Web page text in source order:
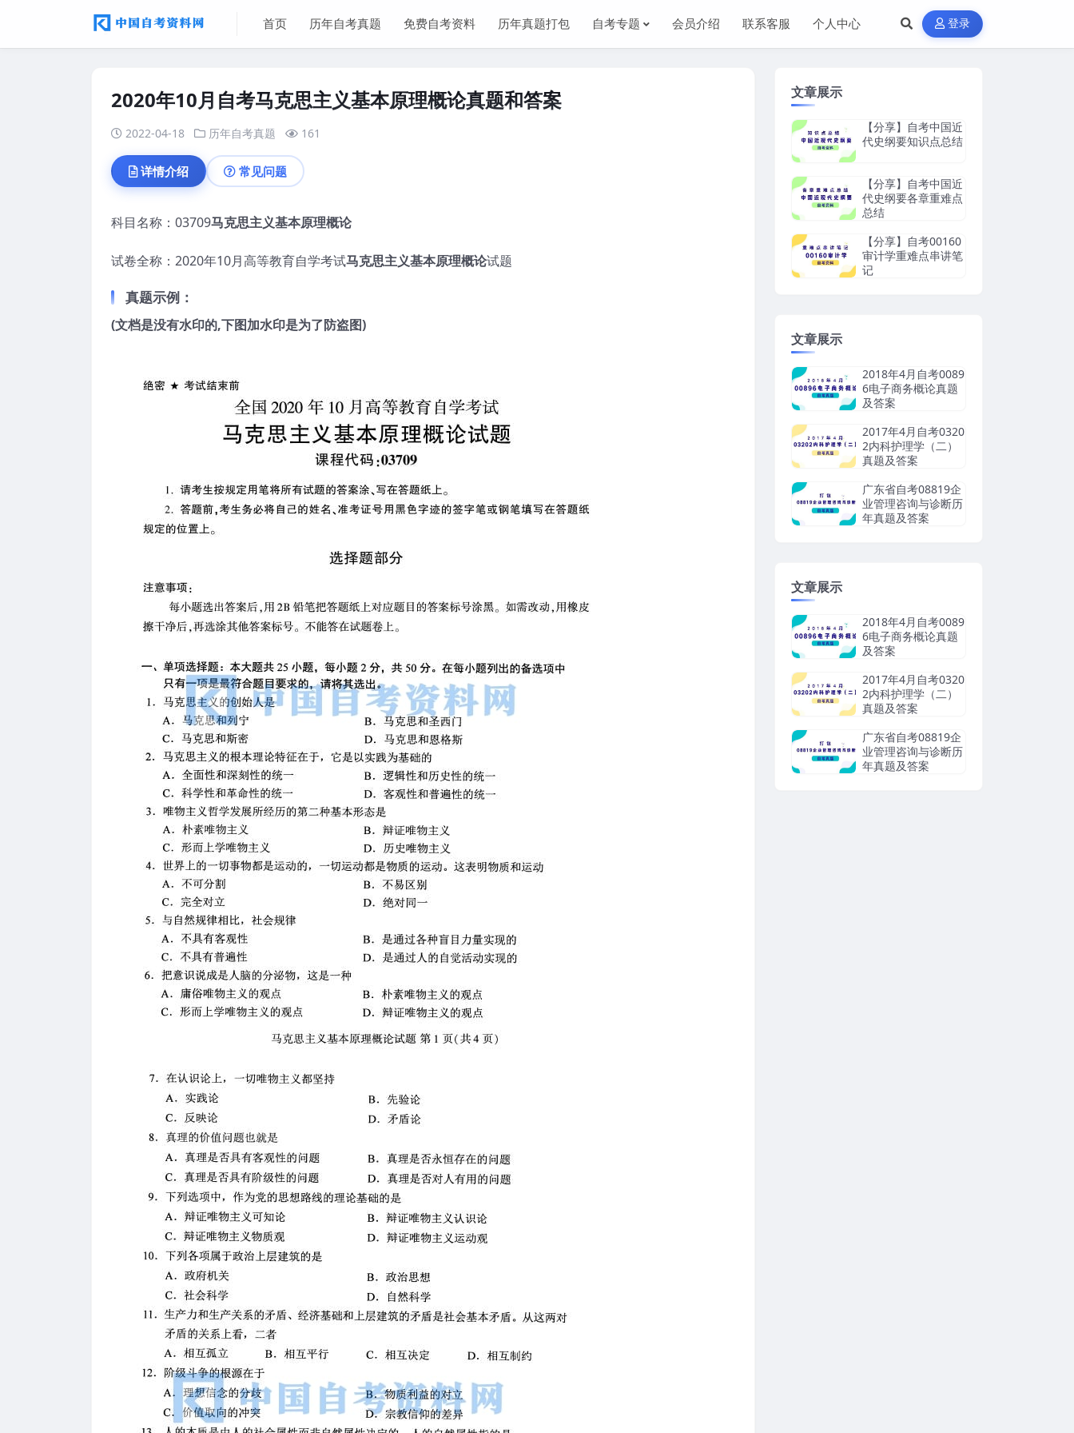
首页 历年自考真题 免费自考资料 历年真题打包 自考专题 会员介绍 联系客服 个人中心 登录
2020年10月自考马克思主义基本原理概论真题和答案
2022-04-18 历年自考真题 161
详情介绍 常见问题
科目名称：03709马克思主义基本原理概论
试卷全称：2020年10月高等教育自学考试马克思主义基本原理概论试题
真题示例：
(文档是没有水印的,下图加水印是为了防盗图)
文章展示
【分享】自考中国近
代史纲要知识点总结
【分享】自考中国近
代史纲要各章重难点
总结
【分享】自考00160
审计学重难点串讲笔
记
文章展示
2018年4月自考0089
6电子商务概论真题
及答案
2017年4月自考0320
2内科护理学（二）
真题及答案
广东省自考08819企
业管理咨询与诊断历
年真题及答案
文章展示
2018年4月自考0089
6电子商务概论真题
及答案
2017年4月自考0320
2内科护理学（二）
真题及答案
广东省自考08819企
业管理咨询与诊断历
年真题及答案